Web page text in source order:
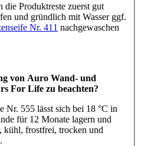
die Produktreste zuerst gut
und gründlich mit Wasser ggf.
Nr. 411 nachgewaschen
von Auro Wand- und
For Life zu beachten?
Nr. 555 lässt sich bei 18 °C in
für 12 Monate lagern und
kühl, frostfrei, trocken und